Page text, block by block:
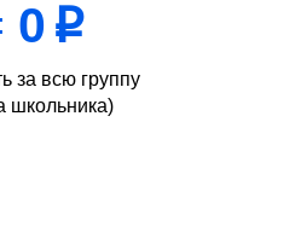
0 p
за всю группу
школьника)